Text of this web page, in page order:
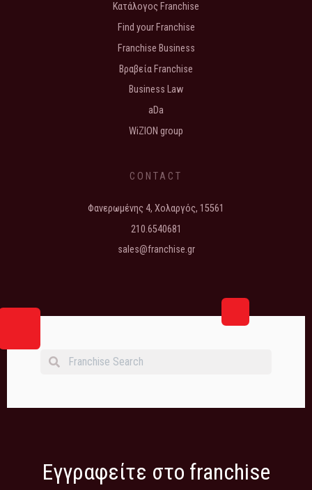
Κατάλογος Franchise
Find your Franchise
Franchise Business
Βραβεία Franchise
Business Law
aDa
WiZION group
CONTACT
Φανερωμένης 4, Χολαργός, 15561
210.6540681
sales@franchise.gr
Εγγραφείτε στο franchise